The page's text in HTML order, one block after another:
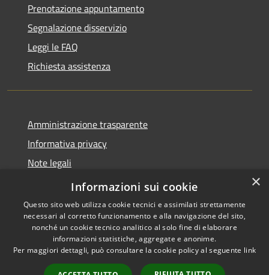
Prenotazione appuntamento
Segnalazione disservizio
Leggi le FAQ
Richiesta assistenza
Amministrazione trasparente
Informativa privacy
Note legali
Dichiarazione di accessibilità
Accessibilità
Copyright © 2026 • Comune di
Marliana • Powered by
Municipium• Accesso
×
Informazioni sui cookie
Questo sito web utilizza cookie tecnici e assimilati strettamente
necessari al corretto funzionamento e alla navigazione del sito,
nonché un cookie tecnico analitico al solo fine di elaborare
informazioni statistiche, aggregate e anonime.
Per maggiori dettagli, può consultare la cookie policy al seguente link